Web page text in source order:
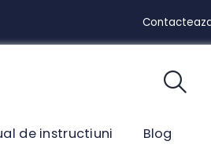
Manual de instructiuni